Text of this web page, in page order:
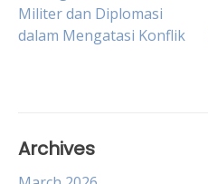
navigation
Militer dan Diplomasi
dalam Mengatasi Konflik
Archives